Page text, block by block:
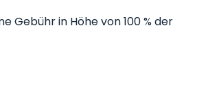
Gebühr in Höhe von 100 % der